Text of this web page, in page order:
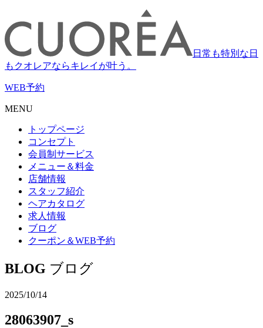
日常も特別な日
もクオレアならキレイが叶う。
WEB予約
MENU
トップページ
コンセプト
会員制サービス
メニュー＆料金
店舗情報
スタッフ紹介
ヘアカタログ
求人情報
ブログ
クーポン＆WEB予約
BLOG ブログ
2025/10/14
28063907_s